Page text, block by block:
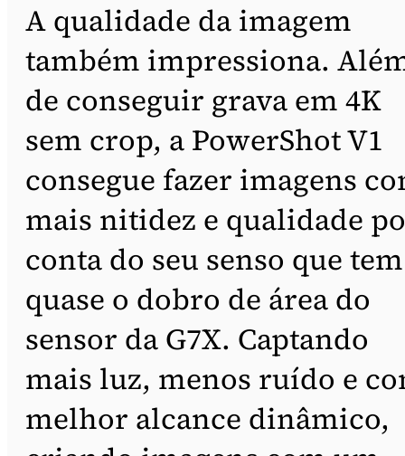
A qualidade da imagem
também impressiona.
de conseguir grava em 4K
sem crop, a PowerShot V1
consegue fazer imagens
mais nitidez e qualidade
conta do seu senso que tem
quase o dobro de área do
sensor da G7X. Captando
mais luz, menos ruído e
melhor alcance dinâmico,